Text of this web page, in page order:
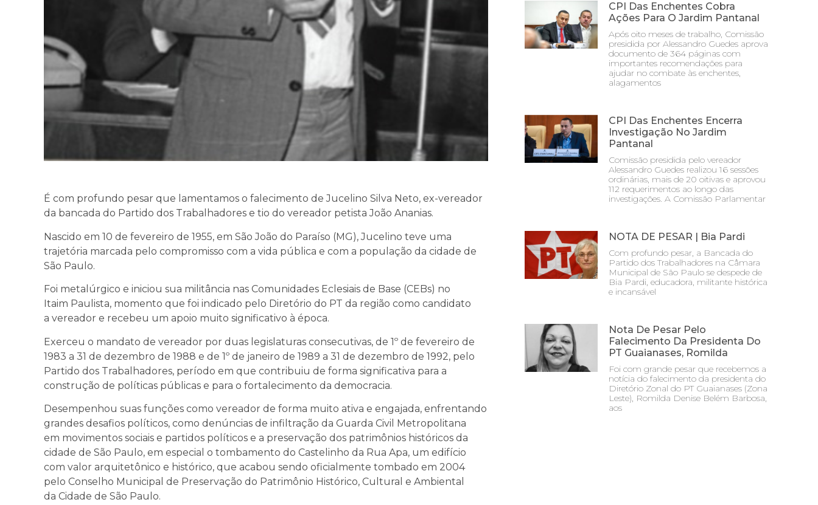
É com profundo pesar que lamentamos o falecimento de Jucelino Silva Neto, ex-vereador
da bancada do Partido dos Trabalhadores e tio do vereador petista João Ananias.
Nascido em 10 de fevereiro de 1955, em São João do Paraíso (MG), Jucelino teve uma
trajetória marcada pelo compromisso com a vida pública e com a população da cidade de
São Paulo.
Foi metalúrgico e iniciou sua militância nas Comunidades Eclesiais de Base (CEBs) no
Itaim Paulista, momento que foi indicado pelo Diretório do PT da região como candidato
a vereador e recebeu um apoio muito significativo à época.
Exerceu o mandato de vereador por duas legislaturas consecutivas, de 1º de fevereiro de
1983 a 31 de dezembro de 1988 e de 1º de janeiro de 1989 a 31 de dezembro de 1992, pelo
Partido dos Trabalhadores, período em que contribuiu de forma significativa para a
construção de políticas públicas e para o fortalecimento da democracia.
Desempenhou suas funções como vereador de forma muito ativa e engajada, enfrentando
grandes desafios políticos, como denúncias de infiltração da Guarda Civil Metropolitana
em movimentos sociais e partidos políticos e a preservação dos patrimônios históricos da
cidade de São Paulo, em especial o tombamento do Castelinho da Rua Apa, um edifício
com valor arquitetônico e histórico, que acabou sendo oficialmente tombado em 2004
pelo Conselho Municipal de Preservação do Patrimônio Histórico, Cultural e Ambiental
da Cidade de São Paulo.
CPI Das Enchentes Cobra
Ações Para O Jardim Pantanal
Após oito meses de trabalho, Comissão
presidida por Alessandro Guedes aprova
documento de 364 páginas com
importantes recomendações para
ajudar no combate às enchentes,
alagamentos
CPI Das Enchentes Encerra
Investigação No Jardim
Pantanal
Comissão presidida pelo vereador
Alessandro Guedes realizou 16 sessões
ordinárias, mais de 20 oitivas e aprovou
112 requerimentos ao longo das
investigações. A Comissão Parlamentar
NOTA DE PESAR | Bia Pardi
Com profundo pesar, a Bancada do
Partido dos Trabalhadores na Câmara
Municipal de São Paulo se despede de
Bia Pardi, educadora, militante histórica
e incansável
Nota De Pesar Pelo
Falecimento Da Presidenta Do
PT Guaianases, Romilda
Foi com grande pesar que recebemos a
notícia do falecimento da presidenta do
Diretório Zonal do PT Guaianases (Zona
Leste), Romilda Denise Belém Barbosa,
aos